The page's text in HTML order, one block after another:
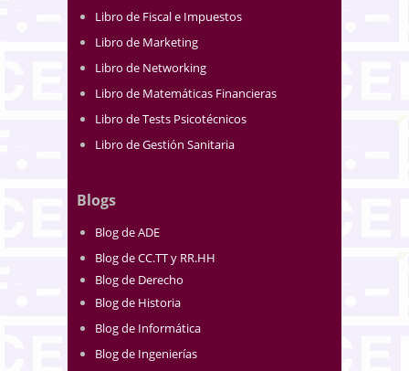
Libro de Fiscal e Impuestos
Libro de Marketing
Libro de Networking
Libro de Matemáticas Financieras
Libro de Tests Psicotécnicos
Libro de Gestión Sanitaria
Blogs
Blog de ADE
Blog de CC.TT y RR.HH
Blog de Derecho
Blog de Historia
Blog de Informática
Blog de Ingenierías